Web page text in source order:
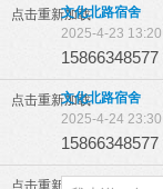
点击重新加载文化北路宿舍
2025-4-23 13:20
15866348577
点击重新加载文化北路宿舍
2025-4-24 23:30
15866348577
点击重新加载